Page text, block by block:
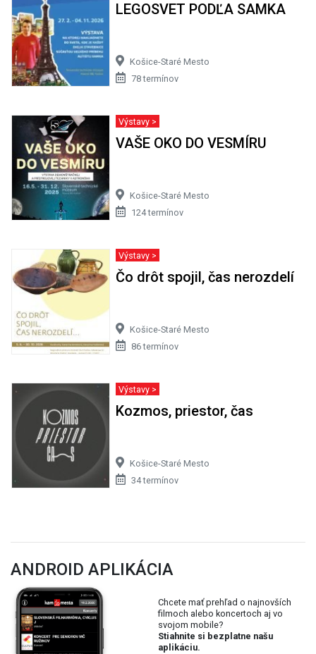
LEGOSVET PODĽA SAMKA
Košice-Staré Mesto
78 termínov
Výstavy >
VAŠE OKO DO VESMÍRU
Košice-Staré Mesto
124 termínov
Výstavy >
Čo drôt spojil, čas nerozdelí
Košice-Staré Mesto
86 termínov
Výstavy >
Kozmos, priestor, čas
Košice-Staré Mesto
34 termínov
ANDROID APLIKÁCIA
Chcete mať prehľad o najnovších
filmoch alebo koncertoch aj vo
svojom mobile?
Stiahnite si bezplatne našu
aplikáciu.